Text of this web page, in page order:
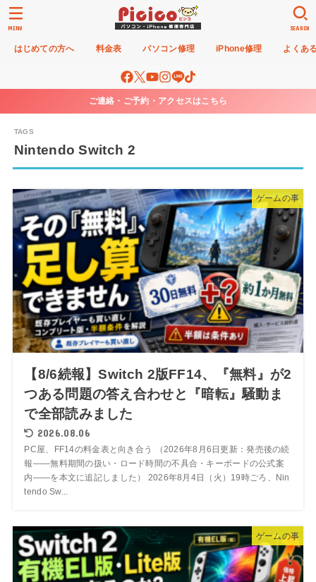
はじめての方へ 料金表 パソコン修理 iPhone修理 よくあ
SEARCH
MENU
ご連絡・ご予約・アクセスはこちら
Nintendo Switch 2
ゲームの事
【8/6続報】Switch 2版FF14、『無料』が2
つある問題の答え合わせと『暗転』騒動ま
で全部読みました
2026.08.06
PC屋、FF14の料金表と向き合う （2026年8月6日更新：発売後の続
報——無料期間の扱い・ロード時間の不具合・キーボードの公式案
内——を本文に追記しました） 2026年8月4日（火）19時ごろ、Nin
tendo Sw...
ゲームの事